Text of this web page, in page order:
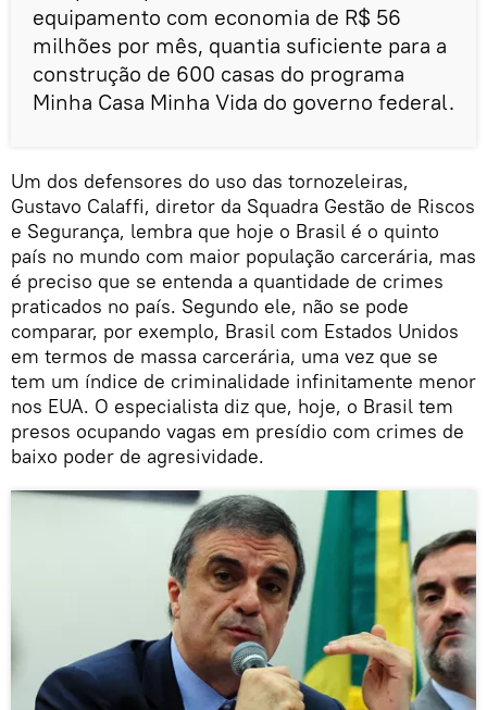
equipamento com economia de R$ 56
milhões por mês, quantia suficiente para a
construção de 600 casas do programa
Minha Casa Minha Vida do governo federal.
Um dos defensores do uso das tornozeleiras,
Gustavo Calaffi, diretor da Squadra Gestão de Riscos
e Segurança, lembra que hoje o Brasil é o quinto
país no mundo com maior população carcerária, mas
é preciso que se entenda a quantidade de crimes
praticados no país. Segundo ele, não se pode
comparar, por exemplo, Brasil com Estados Unidos
em termos de massa carcerária, uma vez que se
tem um índice de criminalidade infinitamente menor
nos EUA. O especialista diz que, hoje, o Brasil tem
presos ocupando vagas em presídio com crimes de
baixo poder de agresividade.